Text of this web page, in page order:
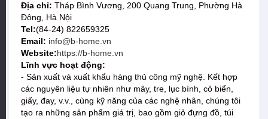
Địa chỉ: Tháp Bình Vương, 200 Quang Trung, Phường Hà
Đông, Hà Nội
Tel:(84-24) 822659325
Email: info@b-home.vn
Website:https://b-home.vn
Lĩnh vực hoạt động:
- Sản xuất và xuất khẩu hàng thủ công mỹ nghệ. Kết hợp
các nguyên liệu tự nhiên như mây, tre, lục bình, cỏ biển,
giấy, đay, v.v., cùng kỹ năng của các nghệ nhân, chúng tôi
tạo ra những sản phẩm giá trị, bao gồm giỏ đựng đồ, túi